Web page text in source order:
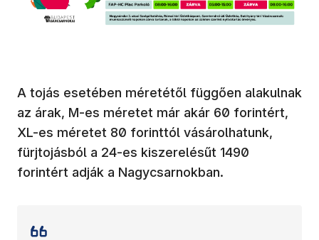
A tojás esetében méretétől függően alakulnak
az árak, M-es méretet már akár 60 forintért,
XL-es méretet 80 forinttól vásárolhatunk,
fürjtojásból a 24-es kiszerelésűt 1490
forintért adják a Nagycsarnokban.